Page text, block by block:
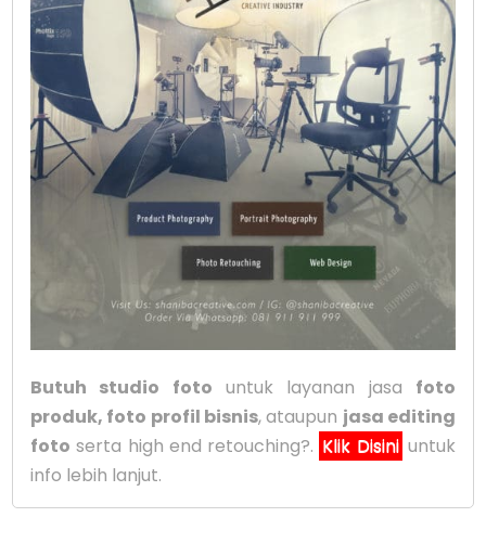
Butuh studio foto untuk layanan jasa foto
produk, foto profil bisnis, ataupun jasa editing
foto serta high end retouching?. Klik Disini untuk
info lebih lanjut.